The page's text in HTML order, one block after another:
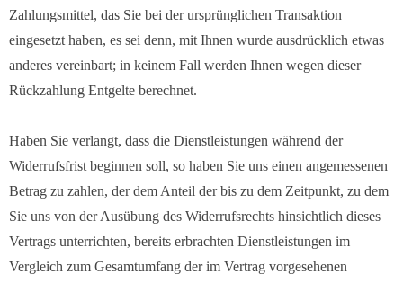
Zahlungsmittel, das Sie bei der ursprünglichen Transaktion
eingesetzt haben, es sei denn, mit Ihnen wurde ausdrücklich etwas
anderes vereinbart; in keinem Fall werden Ihnen wegen dieser
Rückzahlung Entgelte berechnet.
Haben Sie verlangt, dass die Dienstleistungen während der
Widerrufsfrist beginnen soll, so haben Sie uns einen angemessenen
Betrag zu zahlen, der dem Anteil der bis zu dem Zeitpunkt, zu dem
Sie uns von der Ausübung des Widerrufsrechts hinsichtlich dieses
Vertrags unterrichten, bereits erbrachten Dienstleistungen im
Vergleich zum Gesamtumfang der im Vertrag vorgesehenen